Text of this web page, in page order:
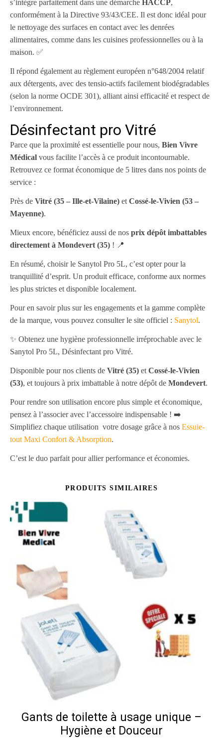
s’intègre parfaitement dans une démarche HACCP,
conformément à la Directive 93/43/CEE. Il est donc idéal pour
le nettoyage des surfaces en contact avec les denrées
alimentaires, comme dans les cuisines professionnelles ou à la
maison. ✅
Il répond également au règlement européen n°648/2004 relatif
aux détergents, avec des tensio-actifs facilement biodégradables
(selon la norme OCDE 301), alliant ainsi efficacité et respect de
l’environnement.
Désinfectant pro Vitré
Parce que la proximité est essentielle pour nous, Bien Vivre
Médical vous facilite l’accès à ce produit incontournable.
Retrouvez ce format économique de 5 litres dans nos points de
service :
Près de Vitré (35 – Ille-et-Vilaine) et Cossé-le-Vivien (53 –
Mayenne).
Mieux encore, bénéficiez aussi de nos prix dépôt imbattables
directement à Mondevert (35) ! 📍
En résumé, choisir le Sanytol Pro 5L, c’est opter pour la
tranquillité d’esprit. Un produit efficace, conforme aux normes
les plus strictes et disponible localement.
Pour en savoir plus sur les engagements et la gamme complète
de la marque, vous pouvez consulter le site officiel : Sanytol.
✨ Obtenez une hygiène professionnelle irréprochable avec le
Sanytol Pro 5L, Désinfectant pro Vitré.
Disponible pour nos clients de Vitré (35) et Cossé-le-Vivien
(53), et toujours à prix imbattable à notre dépôt de Mondevert.
Pour rendre son utilisation encore plus simple et économique,
pensez à l’associer avec l’accessoire indispensable ! ➡️
Simplifiez chaque utilisation votre dosage grâce à nos Essuie-
tout Maxi Confort & Absorption.
C’est le duo parfait pour allier performance et économies.
PRODUITS SIMILAIRES
Gants de toilette à usage unique –
Hygiène et Douceur